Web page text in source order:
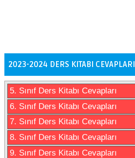
2023-2024 DERS KITABI CEVAPLARI
5. Sınıf Ders Kitabı Cevapları
6. Sınıf Ders Kitabı Cevapları
7. Sınıf Ders Kitabı Cevapları
8. Sınıf Ders Kitabı Cevapları
9. Sınıf Ders Kitabı Cevapları